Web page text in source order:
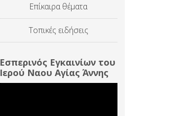
Επίκαιρα θέματα
Τοπικές ειδήσεις
Εσπερινός Εγκαινίων του
Ιερού Ναου Αγίας Άννης